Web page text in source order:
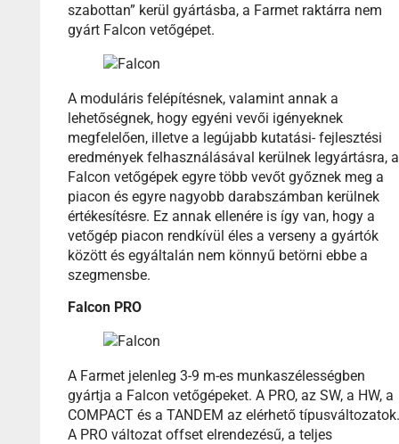
szabottan” kerül gyártásba, a Farmet raktárra nem
gyárt Falcon vetőgépet.
A moduláris felépítésnek, valamint annak a
lehetőségnek, hogy egyéni vevői igényeknek
megfelelően, illetve a legújabb kutatási- fejlesztési
eredmények felhasználásával kerülnek legyártásra, a
Falcon vetőgépek egyre több vevőt győznek meg a
piacon és egyre nagyobb darabszámban kerülnek
értékesítésre. Ez annak ellenére is így van, hogy a
vetőgép piacon rendkívül éles a verseny a gyártók
között és egyáltalán nem könnyű betörni ebbe a
szegmensbe.
Falcon PRO
A Farmet jelenleg 3-9 m-es munkaszélességben
gyártja a Falcon vetőgépeket. A PRO, az SW, a HW, a
COMPACT és a TANDEM az elérhető
A PRO változat offset elrendezésű, a teljes